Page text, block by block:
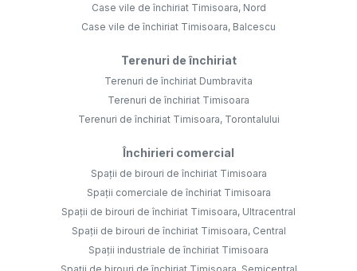
Case vile de închiriat Timisoara, Nord
Case vile de închiriat Timisoara, Balcescu
Terenuri de închiriat
Terenuri de închiriat Dumbravita
Terenuri de închiriat Timisoara
Terenuri de închiriat Timisoara, Torontalului
Închirieri comercial
Spații de birouri de închiriat Timisoara
Spații comerciale de închiriat Timisoara
Spații de birouri de închiriat Timisoara, Ultracentral
Spații de birouri de închiriat Timisoara, Central
Spații industriale de închiriat Timisoara